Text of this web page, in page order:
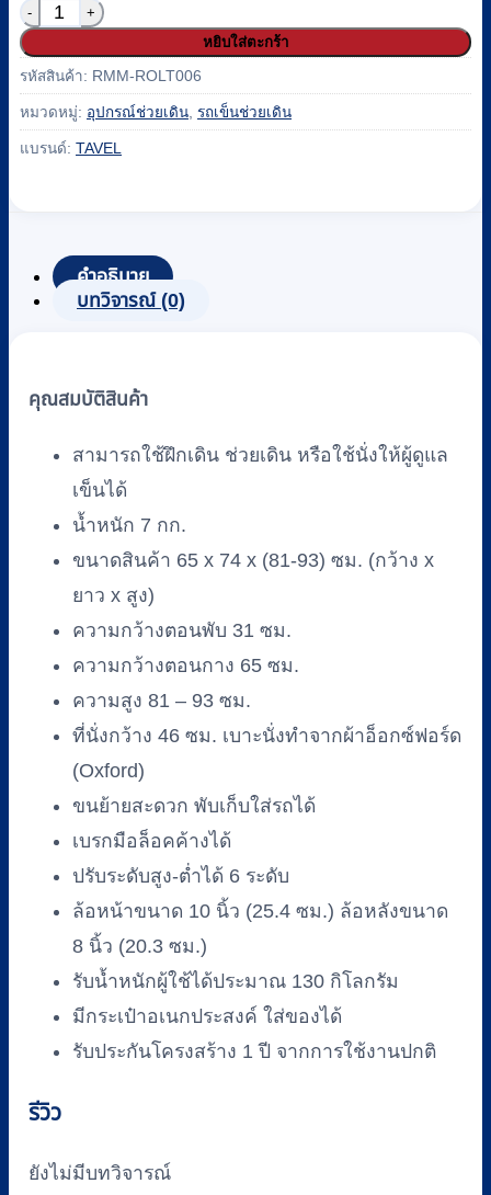
จำนวน รถเข็นช่วยเดิน (Rollator) อลูมิเนียม พับเก็บได้
หยิบใส่ตะกร้า
รหัสสินค้า: RMM-ROLT006
หมวดหมู่: อุปกรณ์ช่วยเดิน, รถเข็นช่วยเดิน
แบรนด์: TAVEL
คำอธิบาย
บทวิจารณ์ (0)
คุณสมบัติสินค้า
สามารถใช้ฝึกเดิน ช่วยเดิน หรือใช้นั่งให้ผู้ดูแล
เข็นได้
น้ำหนัก 7 กก.
ขนาดสินค้า 65 x 74 x (81-93) ซม. (กว้าง x
ยาว x สูง)
ความกว้างตอนพับ 31 ซม.
ความกว้างตอนกาง 65 ซม.
ความสูง 81 – 93 ซม.
ที่นั่งกว้าง 46 ซม. เบาะนั่งทำจากผ้าอ็อกซ์ฟอร์ด
(Oxford)
ขนย้ายสะดวก พับเก็บใส่รถได้
เบรกมือล็อคค้างได้
ปรับระดับสูง-ต่ำได้ 6 ระดับ
ล้อหน้าขนาด 10 นิ้ว (25.4 ซม.) ล้อหลังขนาด
8 นิ้ว (20.3 ซม.)
รับน้ำหนักผู้ใช้ได้ประมาณ 130 กิโลกรัม
มีกระเป๋าอเนกประสงค์ ใส่ของได้
รับประกันโครงสร้าง 1 ปี จากการใช้งานปกติ
รีวิว
ยังไม่มีบทวิจารณ์